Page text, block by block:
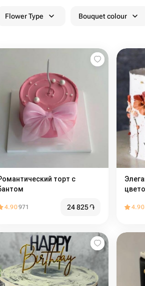
Flower Type Bouquet colour
торт с
4.90971 24 825֏ 4.90